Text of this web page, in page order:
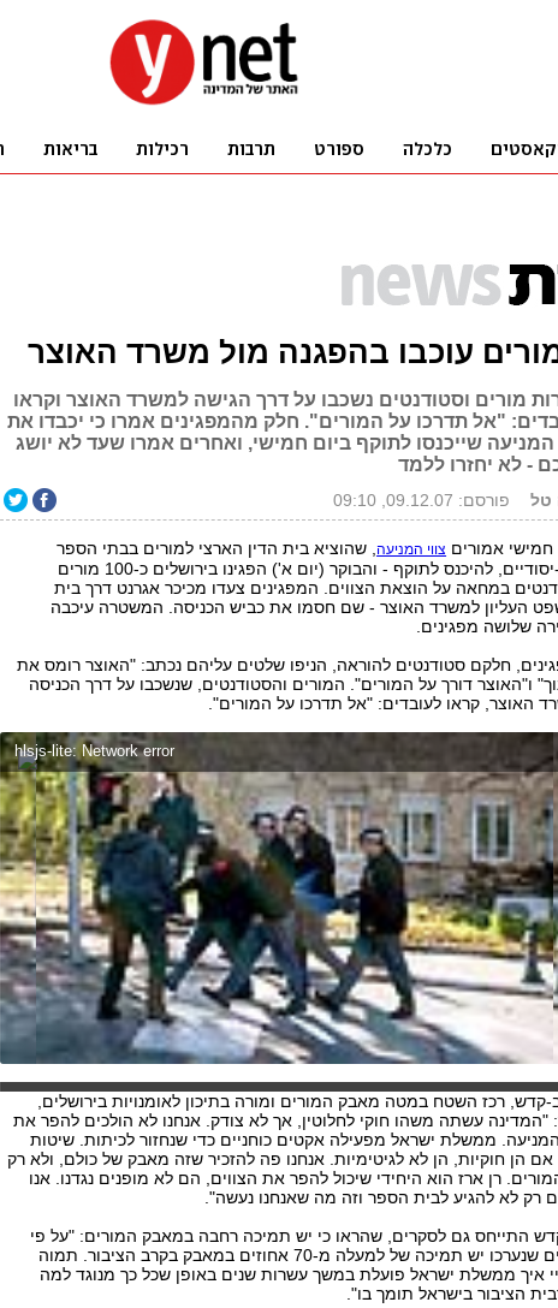
מורים וסטודנטים נשכבו על דרך הגישה למשרד האוצר וקראו
"אל תדרכו על המורים". חלק מהמפגינים אמרו כי יכבדו את
המניעה שייכנסו לתוקף ביום חמישי, ואחרים אמרו שעד לא יושג
- לא יחזרו ללמד
טל פורסם: 09.12.07, 09:10
חמישי אמורים צווי המניעה, שהוציא בית הדין הארצי למורים בבתי הספר
העל-יסודיים, להיכנס לתוקף - והבוקר (יום א') הפגינו בירושלים כ-100 מורים
במחאה על הוצאת הצווים. המפגינים צעדו מכיכר אגרנט דרך בית
העליון למשרד האוצר - שם חסמו את כביש הכניסה. המשטרה עיכבה
שלושה מפגינים.
חלקם סטודנטים להוראה, הניפו שלטים עליהם נכתב: "האוצר רומס את
ו"האוצר דורך על המורים". המורים והסטודנטים, שנשכבו על דרך הכניסה
האוצר, קראו לעובדים: "אל תדרכו על המורים".
hlsjs-lite: Network error
קדש, רכז השטח במטה מאבק המורים ומורה בתיכון לאומנויות בירושלים,
"המדינה עשתה משהו חוקי לחלוטין, אך לא צודק. אנחנו לא הולכים להפר את
המניעה. ממשלת ישראל מפעילה אקטים כוחניים כדי שנחזור לכיתות. שיטות
הן חוקיות, הן לא לגיטימיות. אנחנו פה להזכיר שזה מאבק של כולם, ולא רק
רן ארז הוא היחידי שיכול להפר את הצווים, הם לא מופנים נגדנו. אנו
רק לא להגיע לבית הספר וזה מה שאנחנו נעשה".
התייחס גם לסקרים, שהראו כי יש תמיכה רחבה במאבק המורים: "על פי
סקרים שנערכו יש תמיכה של למעלה מ-70 אחוזים במאבק בקרב הציבור. תמוה
איך ממשלת ישראל פועלת במשך עשרות שנים באופן שכל כך מנוגד למה
הציבור בישראל תומך בו".